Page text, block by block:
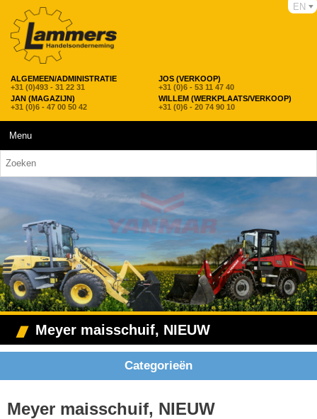
ALGEMEEN/ADMINISTRATIE
+31 (0)493 - 31 22 31
JOS (VERKOOP)
+31 (0)6 - 53 11 47 40
JAN (MAGAZIJN)
+31 (0)6 - 47 00 50 42
WILLEM (WERKPLAATS/VERKOOP)
+31 (0)6 - 20 74 90 10
EN
Menu
Meyer maisschuif, NIEUW
Categorieën
Meyer maisschuif, NIEUW